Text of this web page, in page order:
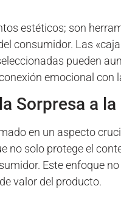
estéticos; son
consumidor. Las
pueden
emocional con
Sorpresa a
en un aspecto
no solo protege el
Este enfoque
valor del producto.